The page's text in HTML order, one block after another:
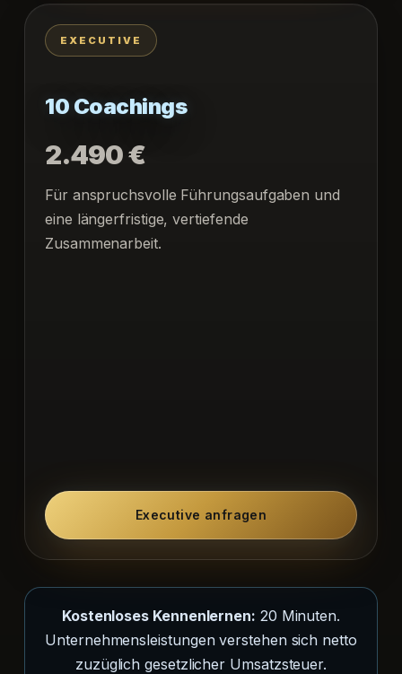
EXECUTIVE
10 Coachings
2.490 €
Für anspruchsvolle Führungsaufgaben und
eine längerfristige, vertiefende
Zusammenarbeit.
Executive anfragen
Kostenloses Kennenlernen: 20 Minuten.
Unternehmensleistungen verstehen sich netto
zuzüglich gesetzlicher Umsatzsteuer.